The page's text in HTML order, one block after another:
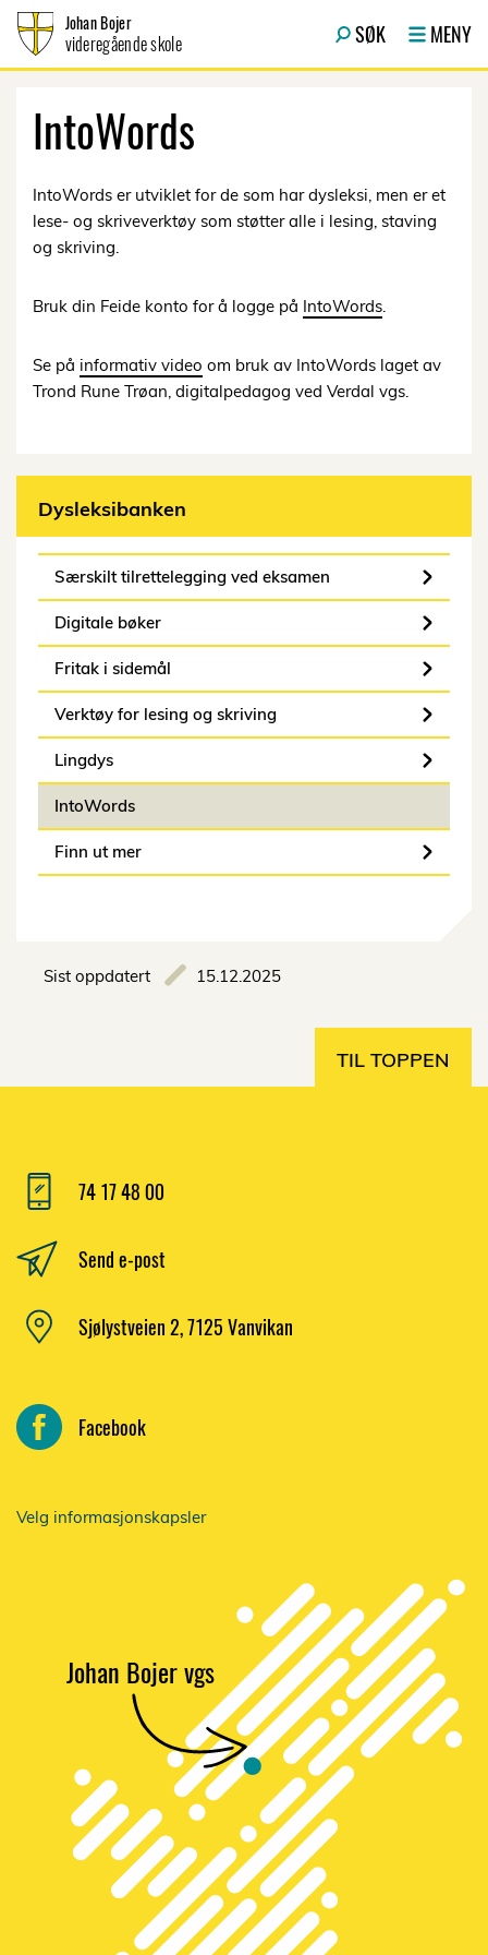
Johan Bojer
videregående skole SØK MENY
IntoWords
IntoWords er utviklet for de som har dysleksi, men er et
lese- og skriveverktøy som støtter alle i lesing, staving
og skriving.
Bruk din Feide konto for å logge på IntoWords.
Se på informativ video om bruk av IntoWords laget av
Trond Rune Trøan, digitalpedagog ved Verdal vgs.
Dysleksibanken
Særskilt tilrettelegging ved eksamen
Digitale bøker
Fritak i sidemål
Verktøy for lesing og skriving
Lingdys
IntoWords
Finn ut mer
Sist oppdatert 15.12.2025
TIL TOPPEN
74 17 48 00
Send e-post
Sjølystveien 2, 7125 Vanvikan
Facebook
Velg informasjonskapsler
Johan Bojer vgs